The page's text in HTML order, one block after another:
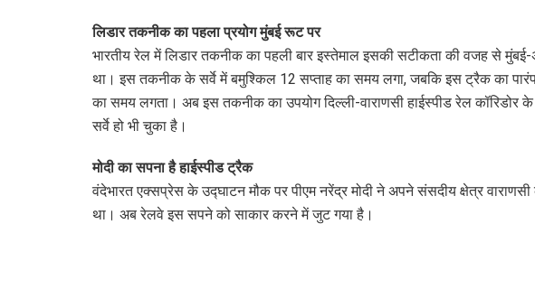
लिडार तकनीक का पहला प्रयोग मुंबई रूट पर
भारतीय रेल में लिडार तकनीक का पहली बार इस्तेमाल इसकी सटीकता की वजह से मुंबई-
था। इस तकनीक के सर्वे में बमुश्किल 12 सप्ताह का समय लगा, जबकि इस ट्रैक का
का समय लगता। अब इस तकनीक का उपयोग दिल्ली-वाराणसी हाईस्पीड रेल कॉरिडोर के
सर्वे हो भी चुका है।
मोदी का सपना है हाईस्पीड ट्रैक
वंदेभारत एक्सप्रेस के उद्घाटन मौक पर पीएम नरेंद्र मोदी ने अपने संसदीय क्षेत्र
था। अब रेलवे इस सपने को साकार करने में जुट गया है।